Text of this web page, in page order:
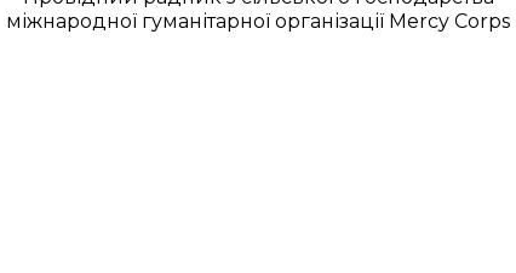
міжнародної гуманітарної організації Mercy Corps